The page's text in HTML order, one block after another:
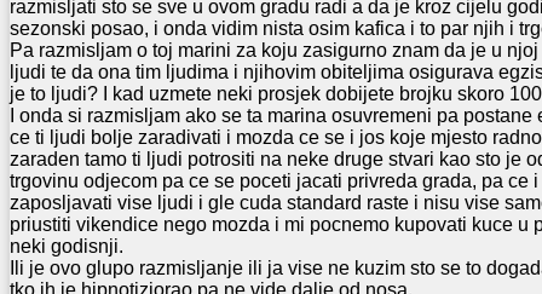
razmisljati sto se sve u ovom gradu radi a da je kroz cijelu
sezonski posao, i onda vidim nista osim kafica i to par njih i
Pa razmisljam o toj marini za koju zasigurno znam da je u
ljudi te da ona tim ljudima i njihovim obiteljima osigurava
je to ljudi? I kad uzmete neki prosjek dobijete brojku skoro
I onda si razmisljam ako se ta marina osuvremeni pa
ce ti ljudi bolje zaradivati i mozda ce se i jos koje mjesto
zaraden tamo ti ljudi potrositi na neke druge stvari kao sto je
trgovinu odjecom pa ce se poceti jacati privreda grada, pa ce
zaposljavati vise ljudi i gle cuda standard raste i nisu vise
priustiti vikendice nego mozda i mi pocnemo kupovati kuce u
neki godisnji.
Ili je ovo glupo razmisljanje ili ja vise ne kuzim sto se to
tko ih je hipnotiziorao pa ne vide dalje od nosa.